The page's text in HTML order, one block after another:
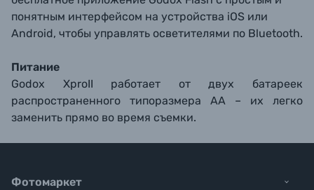
понятным интерфейсом на устройства iOS или
Android, чтобы управлять осветителями по Bluetooth.
Питание
Godox XproII работает от двух батареек
распространенного типоразмера АА – их легко
заменить прямо во время съемки.
Фотомаркет